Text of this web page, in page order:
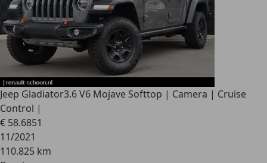
Jeep Gladiator3.6 V6 Mojave Softtop | Camera | Cruise
Control |
€ 58.6851
11/2021
110.825 km